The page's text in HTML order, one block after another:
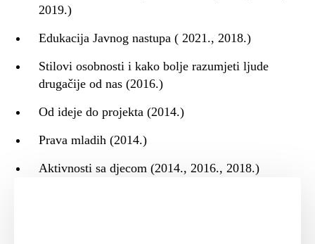
2019.)
Edukacija Javnog nastupa ( 2021., 2018.)
Stilovi osobnosti i kako bolje razumjeti ljude
drugačije od nas (2016.)
Od ideje do projekta (2014.)
Prava mladih (2014.)
Aktivnosti sa djecom (2014., 2016., 2018.)